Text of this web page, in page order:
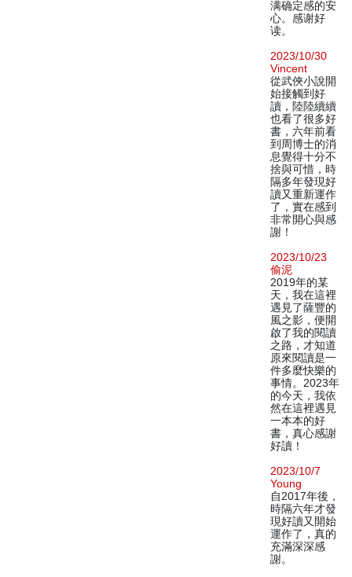
满确定感的安
心。感谢好
读。
2023/10/30
Vincent
從武俠小說開
始接觸到好
讀，陸陸續續
也看了很多好
書，六年前看
到周博士的消
息覺得十分不
捨與可惜，時
隔多年發現好
讀又重新運作
了，實在感到
非常開心與感
謝！
2023/10/23
偷泥
2019年的某
天，我在這裡
遇見了薩豐的
風之影，便開
啟了我的閱讀
之路，才知道
原來閱讀是一
件多麼快樂的
事情。2023年
的今天，我依
然在這裡遇見
一本本的好
書，真心感謝
好讀！
2023/10/7
Young
自2017年後，
時隔六年才發
現好讀又開始
運作了，真的
充滿深深感
謝。